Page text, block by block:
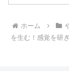
ホーム
を生む！感覚を研